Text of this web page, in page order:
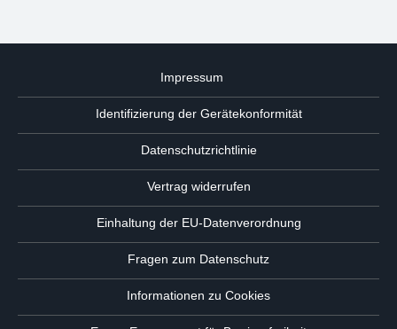
Impressum
Identifizierung der Gerätekonformität
Datenschutzrichtlinie
Vertrag widerrufen
Einhaltung der EU-Datenverordnung
Fragen zum Datenschutz
Informationen zu Cookies